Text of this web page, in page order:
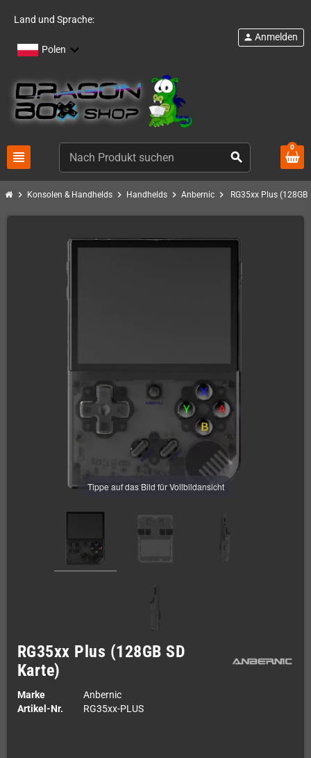
Land und Sprache:
Polen
view_headline search
person Anmelden
0
chevron_right Konsolen & Handhelds chevron_right Handhelds chevron_right Anbernic chevron_right RG35xx Plus (128GB
Tippe auf das Bild für Vollbildansicht
RG35xx Plus (128GB SD
Karte)
Marke
Anbernic
Artikel-Nr.
RG35xx-PLUS